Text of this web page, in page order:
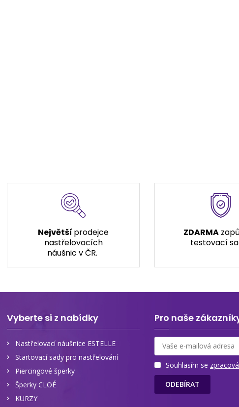
Největší prodejce
nastřelovacích
náušnic v ČR.
ZDARMA
testovací
Vyberte si z nabídky
Nastřelovací náušnice ESTELLE
Startovací sady pro nastřelování
Piercingové šperky
Šperky CLOÉ
KURZY
Pro naše
Souhlasím se
ODEBÍRAT